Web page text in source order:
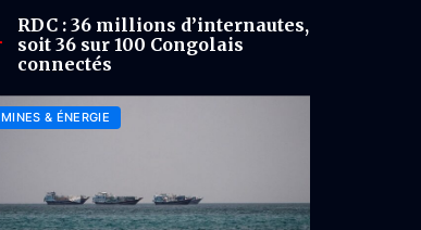
RDC : 36 millions d’internautes,
soit 36 sur 100 Congolais
connectés
MINES & ÉNERGIE